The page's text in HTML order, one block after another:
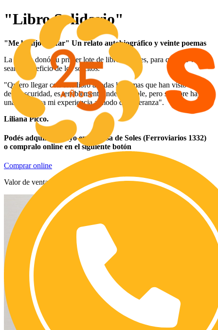
"Libro Solidario"
"Me lo dijo el Mar" Un relato autobiográfico y veinte poemas
La autora donó su primer lote de libros a Soles, para que sus ventas
sean a beneficio de los solcitos.
"Quiero llegar con este libro a todas las almas que han visto los ojos
de la oscuridad, es terriblemente indescriptible, pero siempre hay
una luz. Vaya mi experiencia a modo de esperanza".
Liliana Picco.
Podés adquirir el tuyo en la Casa de Soles (Ferroviarios 1332)
o compralo online en el siguiente botón
Comprar online
Valor de venta: $15,000